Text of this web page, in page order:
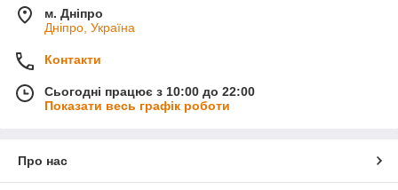
м. Дніпро
Дніпро, Україна
Контакти
Сьогодні працює з 10:00 до 22:00
Показати весь графік роботи
Про нас